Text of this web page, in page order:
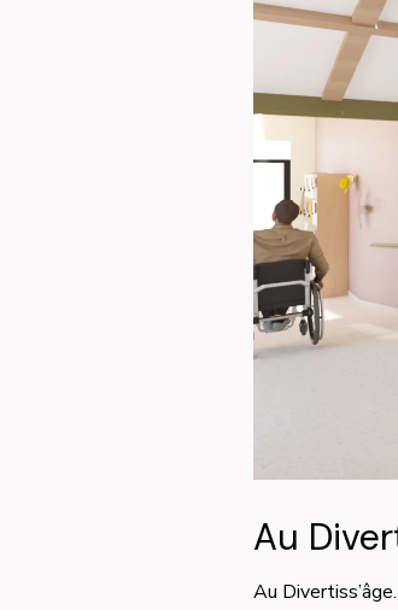
Au
Au